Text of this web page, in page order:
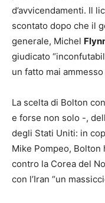
d’avvicendamenti. Il
scontato dopo che il
generale, Michel
giudicato
un fatto mai
La scelta di Bolton
e forse non solo -,
degli Stati Uniti: in
Mike Pompeo, Bolton
contro la Corea del
con l’Iran “un